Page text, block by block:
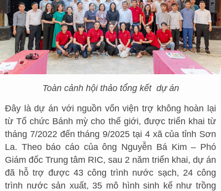
Toàn cảnh hội thảo tổng kết dự án
Đây là dự án với nguồn vốn viện trợ không hoàn lại
từ Tổ chức Bánh mỳ cho thế giới, được triển khai từ
tháng 7/2022 đến tháng 9/2025 tại 4 xã của tỉnh Sơn
La. Theo báo cáo của ông Nguyễn Bá Kim – Phó
Giám đốc Trung tâm RIC, sau 2 năm triển khai, dự án
đã hỗ trợ được 43 công trình nước sạch, 24 công
trình nước sản xuất, 35 mô hình sinh kế như trồng